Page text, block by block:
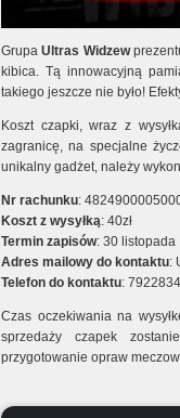
GrupaUltras Widzew
kibica. Tą innowacyjną
takiego jeszcze nie było!
Koszt czapki, wraz z
zagranicę, na specjalne
unikalny gadżet, należy
Nr rachunku:
Koszt z wysyłką: 40zł
Termin zapisów: 30 listopada
Adres mailowy do kontaktu:
Telefon do kontaktu:
Czas oczekiwania na
sprzedaży czapek
przygotowanie opraw